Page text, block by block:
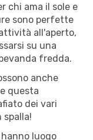
chi ama il sole e
sono perfette
all'aperto,
su una
fredda.
anche
questa
dei vari
spalla!
luogo